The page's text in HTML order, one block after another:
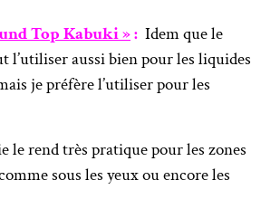
Top Kabuki »: Idem que le
l’utiliser aussi bien pour les liquides
je préfère l’utiliser pour les
le rend très pratique pour les zones
sous les yeux ou encore les